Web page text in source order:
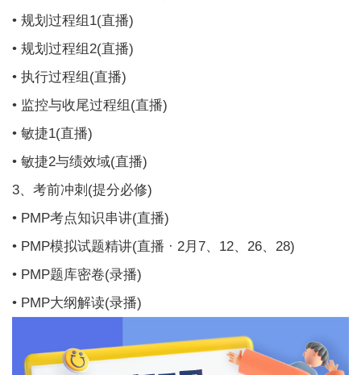
• 规划过程组1(直播)
• 规划过程组2(直播)
• 执行过程组(直播)
• 监控与收尾过程组(直播)
• 敏捷1(直播)
• 敏捷2与绩效域(直播)
3、考前冲刺(提分必修)
• PMP考点知识串讲(直播)
• PMP模拟试题精讲(直播 · 2月7、12、26、28)
• PMP题库密卷(录播)
• PMP大纲解读(录播)